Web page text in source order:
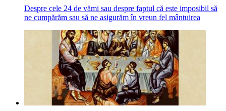
Despre cele 24 de vămi sau despre faptul că este imposibil să
ne cumpărăm sau să ne asigurăm în vreun fel mântuirea